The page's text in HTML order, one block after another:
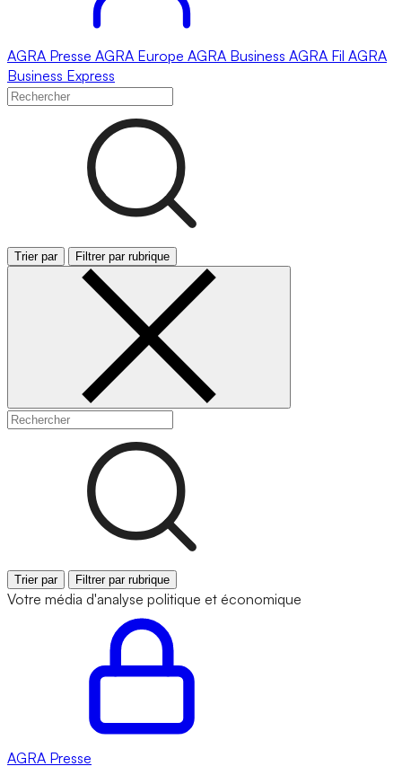
AGRA Presse AGRA Europe AGRA Business AGRA Fil AGRA
Business Express
Trier par Filtrer par rubrique
Trier par Filtrer par rubrique
Votre média d'analyse politique et économique
AGRA Presse